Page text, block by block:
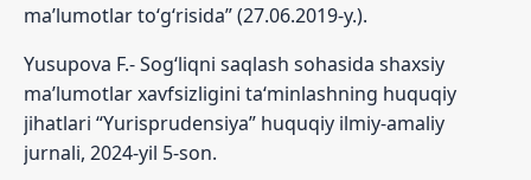
ma’lumotlar to‘g‘risida” (27.06.2019-y.).
Yusupova F.- Sog‘liqni saqlash sohasida shaxsiy
ma’lumotlar xavfsizligini ta‘minlashning huquqiy
jihatlari “Yurisprudensiya” huquqiy ilmiy-amaliy
jurnali, 2024-yil 5-son.